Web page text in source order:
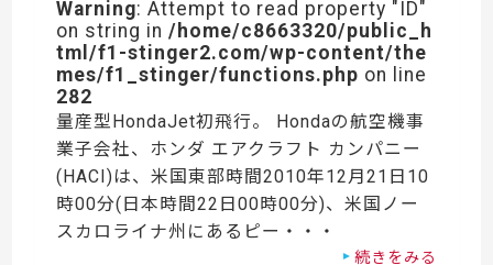
Warning: Attempt to read property "ID"
on string in/home/c8663320/public_h
tml/f1-stinger2.com/wp-content/the
mes/f1_stinger/functions.php on line
282
量産型HondaJet初飛行。 Hondaの航空機事
業子会社、ホンダ エアクラフト カンパニー
(HACI)は、米国東部時間2010年12月21日10
時00分(日本時間22日00時00分)、米国ノー
スカロライナ州にあるピー・・・
続きをみる